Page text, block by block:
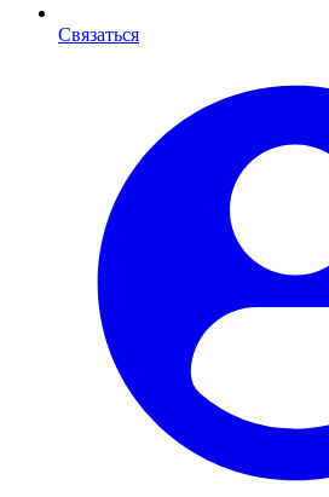
Связаться